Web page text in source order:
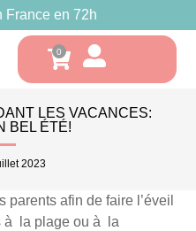
France en 72h
LES VACANCES:
BEL ÉTÉ!
2023
afin de faire l’éveil
à la plage ou à la